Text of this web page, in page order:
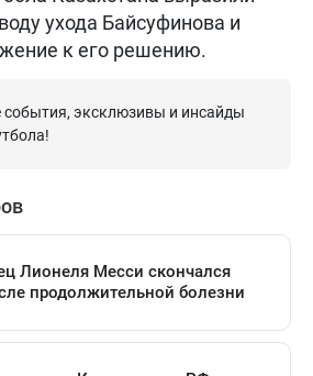
ухода Байсуфинова и
к его решению.
события, эксклюзивы и инсайды